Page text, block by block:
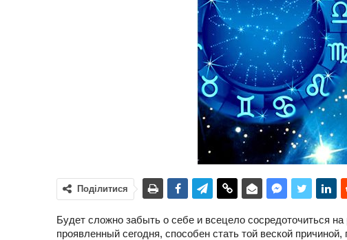
Поділитися
Будет сложно забыть о себе и всецело сосредоточиться
проявленный сегодня, способен стать той веской